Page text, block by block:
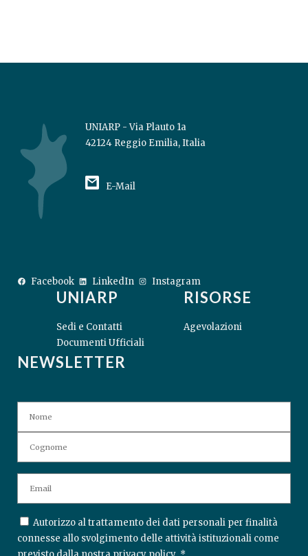
UNIARP - Via Plauto 1a
42124 Reggio Emilia, Italia
E-Mail
Facebook LinkedIn Instagram
UNIARP
Sedi e Contatti
Documenti Ufficiali
RISORSE
Agevolazioni
NEWSLETTER
M
A
I
L
C
O
Autorizzo al trattamento dei dati personali per finalità
connesse allo svolgimento delle attività istituzionali come